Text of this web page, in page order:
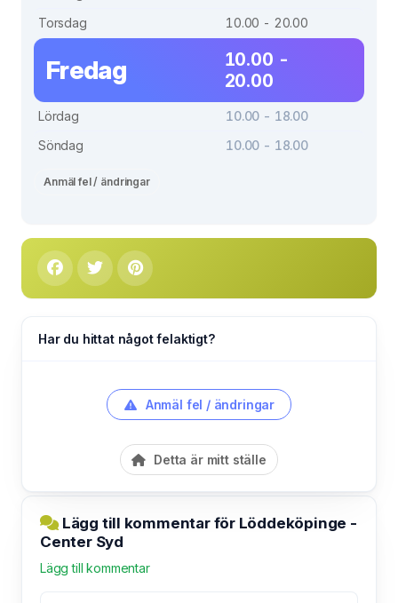
Torsdag
10.00 - 20.00
Fredag
10.00 -
20.00
Lördag
10.00 - 18.00
Söndag
10.00 - 18.00
Anmäl fel / ändringar
Har du hittat något felaktigt?
Anmäl fel / ändringar
Detta är mitt ställe
Lägg till kommentar för Löddeköpinge -
Center Syd
Lägg till kommentar